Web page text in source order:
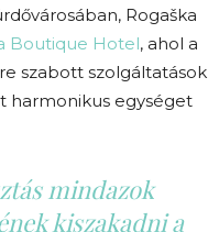
Rogaška
Boutique Hotel, ahol a
szabott szolgáltatások
harmonikus egységet
mindazok
kiszakadni a